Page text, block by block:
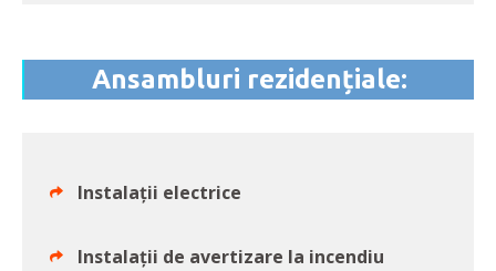
Ansambluri rezidențiale:
Instalații electrice
Instalații de avertizare la incendiu